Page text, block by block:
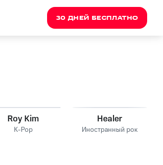
30 ДНЕЙ БЕСПЛАТНО
Roy Kim
K-Pop
Healer
Иностранный рок